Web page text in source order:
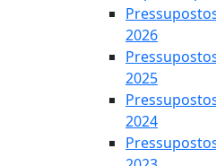
2026
2025
2024